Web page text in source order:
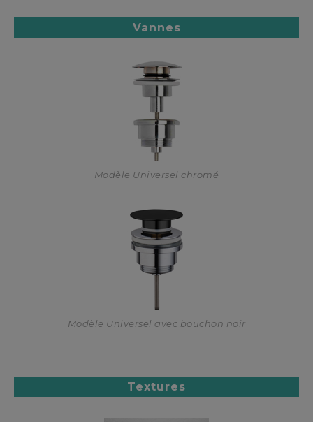
Vannes
Modèle Universel chromé
Modèle Universel avec bouchon noir
Textures